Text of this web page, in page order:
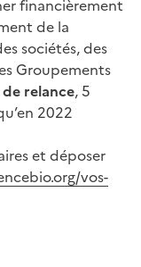
financièrement
de la
sociétés, des
Groupements
de relance, 5
2022
et déposer
vos-